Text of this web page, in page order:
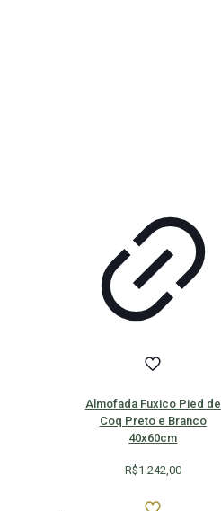
Almofada Fuxico Pied de
Coq Preto e Branco
40x60cm
R$1.242,00